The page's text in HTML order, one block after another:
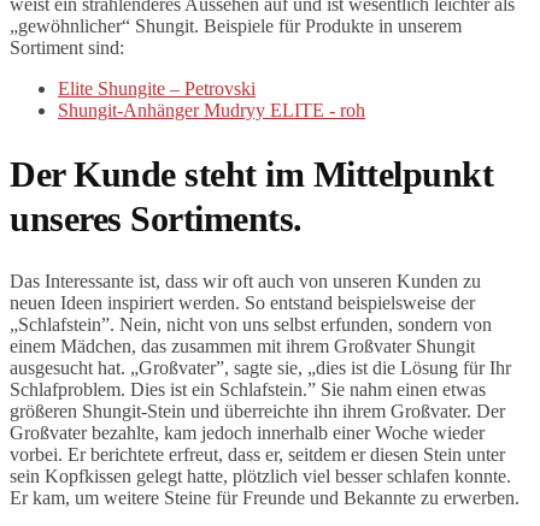
weist ein strahlenderes Aussehen auf und ist wesentlich leichter als
„gewöhnlicher“ Shungit. Beispiele für Produkte in unserem
Sortiment sind:
Elite Shungite – Petrovski
Shungit-Anhänger Mudryy ELITE - roh
Der Kunde steht im Mittelpunkt
unseres Sortiments.
Das Interessante ist, dass wir oft auch von unseren Kunden zu
neuen Ideen inspiriert werden. So entstand beispielsweise der
„Schlafstein”. Nein, nicht von uns selbst erfunden, sondern von
einem Mädchen, das zusammen mit ihrem Großvater Shungit
ausgesucht hat. „Großvater”, sagte sie, „dies ist die Lösung für Ihr
Schlafproblem. Dies ist ein Schlafstein.” Sie nahm einen etwas
größeren Shungit-Stein und überreichte ihn ihrem Großvater. Der
Großvater bezahlte, kam jedoch innerhalb einer Woche wieder
vorbei. Er berichtete erfreut, dass er, seitdem er diesen Stein unter
sein Kopfkissen gelegt hatte, plötzlich viel besser schlafen konnte.
Er kam, um weitere Steine für Freunde und Bekannte zu erwerben.